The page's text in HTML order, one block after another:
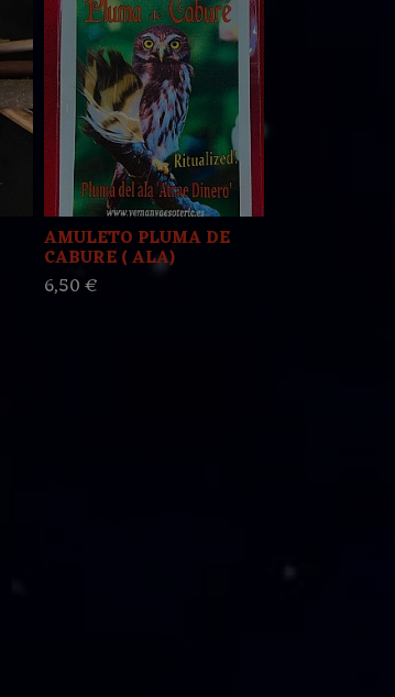
AMULETO PLUMA DE
CABURE ( ALA)
6,50 €